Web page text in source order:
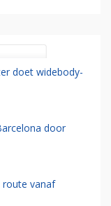
doet widebody-
door
route vanaf